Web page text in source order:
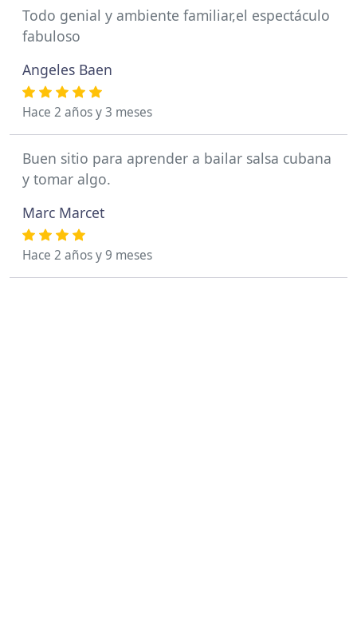
Todo genial y ambiente familiar,el espectáculo
fabuloso
Angeles Baen
Hace 2 años y 3 meses
Buen sitio para aprender a bailar salsa cubana
y tomar algo.
Marc Marcet
Hace 2 años y 9 meses